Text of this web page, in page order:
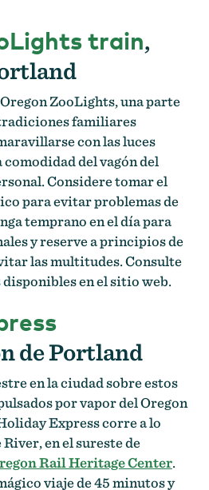
train,
ZooLights, una parte
familiares
con las luces
comodidad del vagón del
Considere tomar el
para evitar problemas de
temprano en el día para
y reserve a principios de
las multitudes. Consulte
en el sitio web.
de Portland
en la ciudad sobre estos
por vapor del Oregon
Express corre a lo
en el sureste de
Rail Heritage Center.
viaje de 45 minutos y